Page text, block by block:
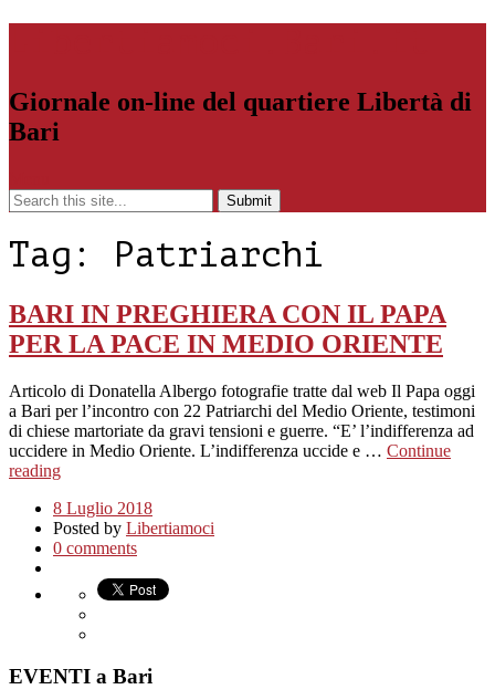
Giornale on-line del quartiere Libertà di
Bari
Tag: Patriarchi
BARI IN PREGHIERA CON IL PAPA
PER LA PACE IN MEDIO ORIENTE
Articolo di Donatella Albergo fotografie tratte dal web Il Papa oggi
a Bari per l’incontro con 22 Patriarchi del Medio Oriente, testimoni
di chiese martoriate da gravi tensioni e guerre. “E’ l’indifferenza ad
uccidere in Medio Oriente. L’indifferenza uccide e … Continue
reading
8 Luglio 2018
Posted by Libertiamoci
0 comments
EVENTI a Bari